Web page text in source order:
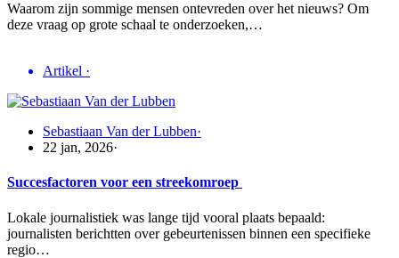
Waarom zijn sommige mensen ontevreden over het nieuws? Om
deze vraag op grote schaal te onderzoeken,…
Artikel ·
Sebastiaan Van der Lubben·
22 jan, 2026·
Succesfactoren voor een streekomroep
Lokale journalistiek was lange tijd vooral plaats bepaald:
journalisten berichtten over gebeurtenissen binnen een specifieke
regio…